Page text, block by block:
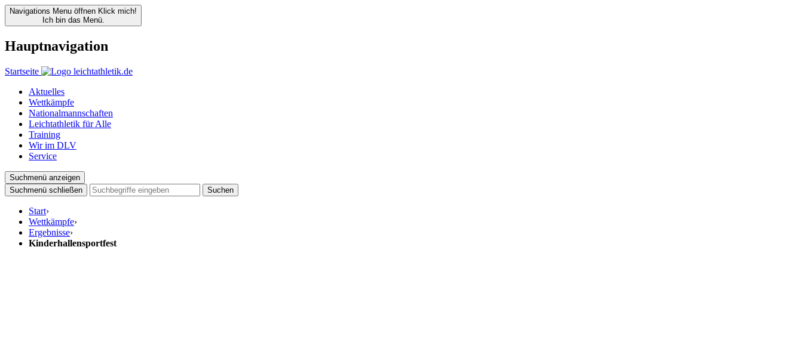
Navigations Menu öffnen Klick mich!
Ich bin das Menü.
Hauptnavigation
Startseite
Aktuelles
Wettkämpfe
Nationalmannschaften
Leichtathletik für Alle
Training
Wir im DLV
Service
Suchmenü anzeigen
Suchmenü schließen
Suchen
Start›
Wettkämpfe›
Ergebnisse›
Kinderhallensportfest